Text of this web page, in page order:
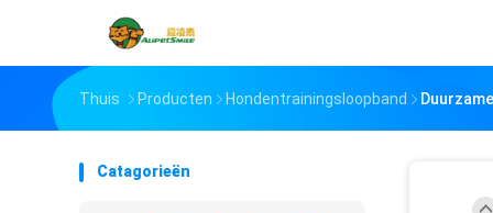
Thuis Producten Hondentrainingsloopband
Catagorieën